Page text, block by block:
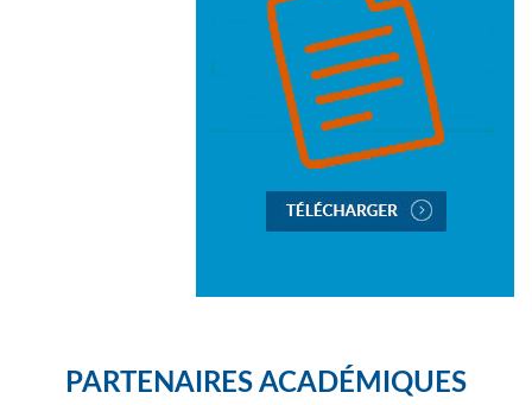
PARTENAIRES ACADÉMIQUES